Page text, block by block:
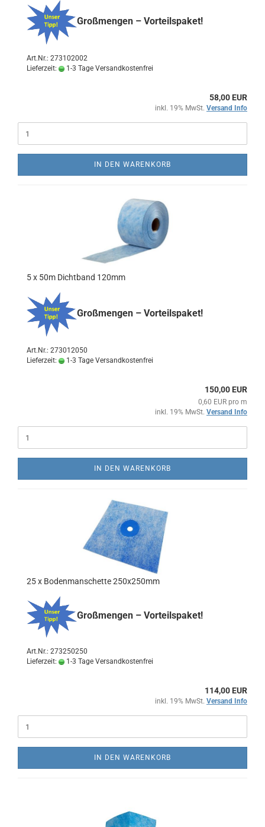
Großmengen – Vorteilspaket!
Art.Nr.: 273102002
Lieferzeit:
1-3 Tage Versandkostenfrei
58,00 EUR
inkl. 19% MwSt. Versand Info
IN DEN WARENKORB
5 x 50m Dichtband 120mm
Großmengen – Vorteilspaket!
Art.Nr.: 273012050
Lieferzeit:
1-3 Tage Versandkostenfrei
150,00 EUR
0,60 EUR pro m
inkl. 19% MwSt. Versand Info
IN DEN WARENKORB
25 x Bodenmanschette 250x250mm
Großmengen – Vorteilspaket!
Art.Nr.: 273250250
Lieferzeit:
1-3 Tage Versandkostenfrei
114,00 EUR
inkl. 19% MwSt. Versand Info
IN DEN WARENKORB